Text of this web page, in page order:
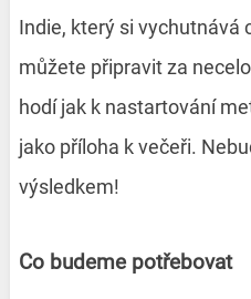
Indie, který si vychutnává
můžete připravit za
hodí jak k nastartování
jako příloha k večeři.
výsledkem!
Co budeme potřebovat